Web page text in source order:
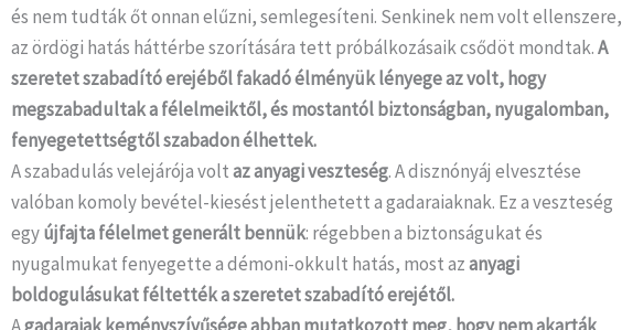
és nem tudták őt onnan elűzni, semlegesíteni. Senkinek nem volt ellenszere,
az ördögi hatás háttérbe szorítására tett próbálkozásaik csődöt mondtak.A
szeretet szabadító erejéből fakadó élményük lényege az volt, hogy
megszabadultak a félelmeiktől, és mostantól biztonságban, nyugalomban,
fenyegetettségtől szabadon élhettek.
A szabadulás velejárója voltaz anyagi veszteség. A disznónyáj elvesztése
valóban komoly bevétel-kiesést jelenthetett a gadaraiaknak. Ez a veszteség
egyújfajta félelmet generált bennük: régebben a biztonságukat és
nyugalmukat fenyegette a démoni-okkult hatás, most azanyagi
boldogulásukat féltették a szeretet szabadító erejétől.